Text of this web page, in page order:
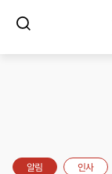
알림 인사